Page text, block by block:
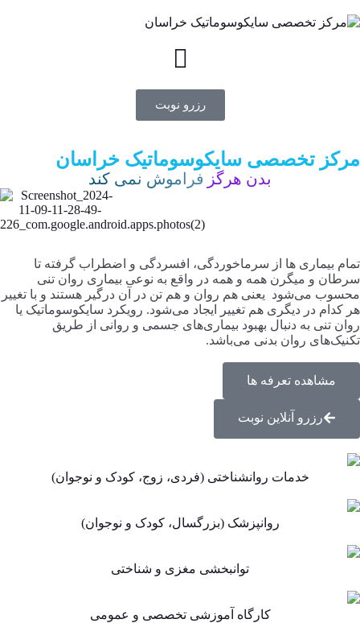
رزرو نوبت
مرکز تخصصی سایکوسوماتیک خراسان
بدن هرگز فراموش نمی کند
تمام بیماری ها از سرماخوردگی، افسردگی و اضطراب گرفته تا
سرطان و میگرن همه و همه در واقع به نوعی بیماری روان تنی
محسوب می‌شود ‌ یعنی هم روان و هم تن در آن درگیر هستند و با تغییر
هر کدام در دیگری هم تغییر ایجاد می‌شود. رویکرد سایکوسوماتیک یا
روان تنی به دنبال بهبود بیماری‌های جسمی و روانی از طریق
تکنیک‌های روان بدنی می‌باشد.
مشاهده تعرفه ها
رزرو آنلاین نوبت
خدمات روانشناختی (فردی، زوج، کودک و نوجوان)
روانپزشک (بزرگسال، کودک و نوجوان)
توانبخشی مغزی و شناختی
کارگاه آموزشی تخصصی و عمومی